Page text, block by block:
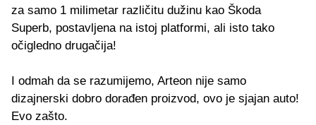
za samo 1 milimetar različitu dužinu kao Škoda
Superb, postavljena na istoj platformi, ali isto tako
očigledno drugačija!
I odmah da se razumijemo, Arteon nije samo
dizajnerski dobro dorađen proizvod, ovo je sjajan auto!
Evo zašto.